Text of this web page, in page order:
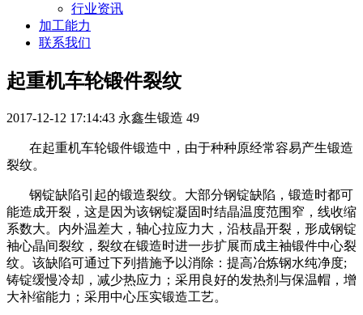
行业资讯
加工能力
联系我们
起重机车轮锻件裂纹
2017-12-12 17:14:43 永鑫生锻造 49
在起重机车轮锻件锻造中，由于种种原经常容易产生锻造
裂纹。
钢锭缺陷引起的锻造裂纹。大部分钢锭缺陷，锻造时都可
能造成开裂，这是因为该钢锭凝固时结晶温度范围窄，线收缩
系数大。内外温差大，轴心拉应力大，沿枝晶开裂，形成钢锭
袖心晶间裂纹，裂纹在锻造时进一步扩展而成主袖锻件中心裂
纹。该缺陷可通过下列措施予以消除：提高冶炼钢水纯净度;
铸锭缓慢冷却，减少热应力；采用良好的发热剂与保温帽，增
大补缩能力；采用中心压实锻造工艺。